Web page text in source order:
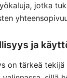
jotka
ja
on tärkeä tekijä